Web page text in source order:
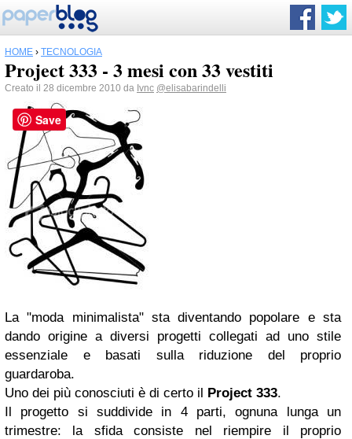
HOME › TECNOLOGIA
Project 333 - 3 mesi con 33 vestiti
Creato il 28 dicembre 2010 da Ivnc @elisabarindelli
La "moda minimalista" sta diventando popolare e sta
dando origine a diversi progetti collegati ad uno stile
essenziale e basati sulla riduzione del proprio
guardaroba.
Uno dei più conosciuti è di certo il Project 333.
Il progetto si suddivide in 4 parti, ognuna lunga un
trimestre: la sfida consiste nel riempire il proprio
Save